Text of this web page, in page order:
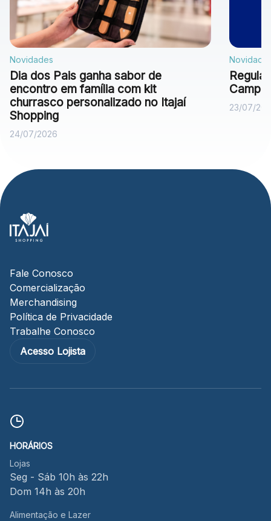
Novidades
Dia dos Pais ganha sabor de
encontro em família com kit
churrasco personalizado no Itajaí
Shopping
24/07/2026
23/07/
Fale Conosco
Comercialização
Merchandising
Política de Privacidade
Trabalhe Conosco
Acesso Lojista
HORÁRIOS
Lojas
Seg - Sáb 10h às 22h
Dom 14h às 20h
Alimentação e Lazer